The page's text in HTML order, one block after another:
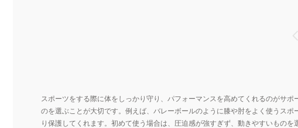
スポーツをする際に体をしっかり守り、パフォーマンスを高めてくれるのがサ
のを選ぶことが大切です。例えば、バレーボールのように膝や肘をよく使うスポ
り保護してくれます。初めて使う場合は、圧迫感が強すぎず、動きやすいものを